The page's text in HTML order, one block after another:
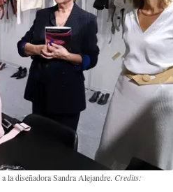
la diseñadora Sandra Alejandre. Credits: